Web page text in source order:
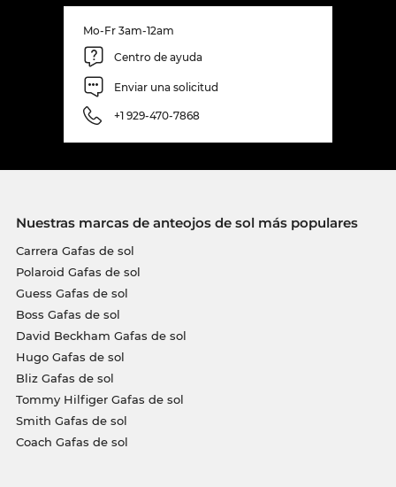
Mo-Fr 3am-12am
Centro de ayuda
Enviar una solicitud
+1 929-470-7868
Nuestras marcas de anteojos de sol más populares
Carrera Gafas de sol
Polaroid Gafas de sol
Guess Gafas de sol
Boss Gafas de sol
David Beckham Gafas de sol
Hugo Gafas de sol
Bliz Gafas de sol
Tommy Hilfiger Gafas de sol
Smith Gafas de sol
Coach Gafas de sol